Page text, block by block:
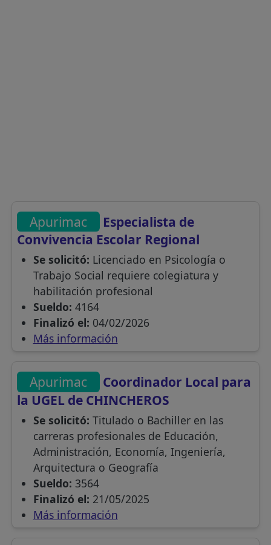
Apurimac
Especialista de
Convivencia Escolar Regional
Se solicitó: Licenciado en Psicología o
Trabajo Social requiere colegiatura y
habilitación profesional
Sueldo: 4164
Finalizó el: 04/02/2026
Más información
Apurimac
Coordinador Local para
la UGEL de CHINCHEROS
Se solicitó: Titulado o Bachiller en las
carreras profesionales de Educación,
Administración, Economía, Ingeniería,
Arquitectura o Geografía
Sueldo: 3564
Finalizó el: 21/05/2025
Más información